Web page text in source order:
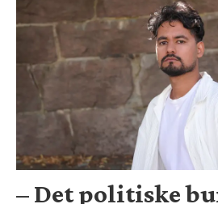
– Det politiske